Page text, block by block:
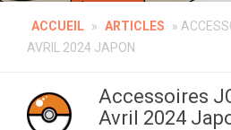
ACCUEIL » ARTICLES »
AVRIL 2024 JAPON
Accessoires
Avril 2024